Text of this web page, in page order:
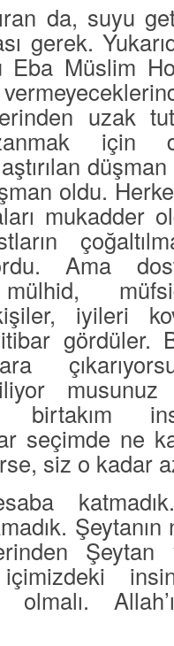
da, suyu
gerek.
Eba Müslim
uzak
için
oldu.
mukadder
Ama
mülhid,
iyileri
birtakım
seçimde ne
siz o kadar
Şeytan
insin
olmalı.